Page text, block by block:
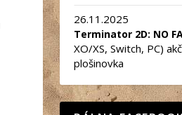
26.11.2025
Terminator 2D: NO
XO/XS, Switch, PC)
plošinovka